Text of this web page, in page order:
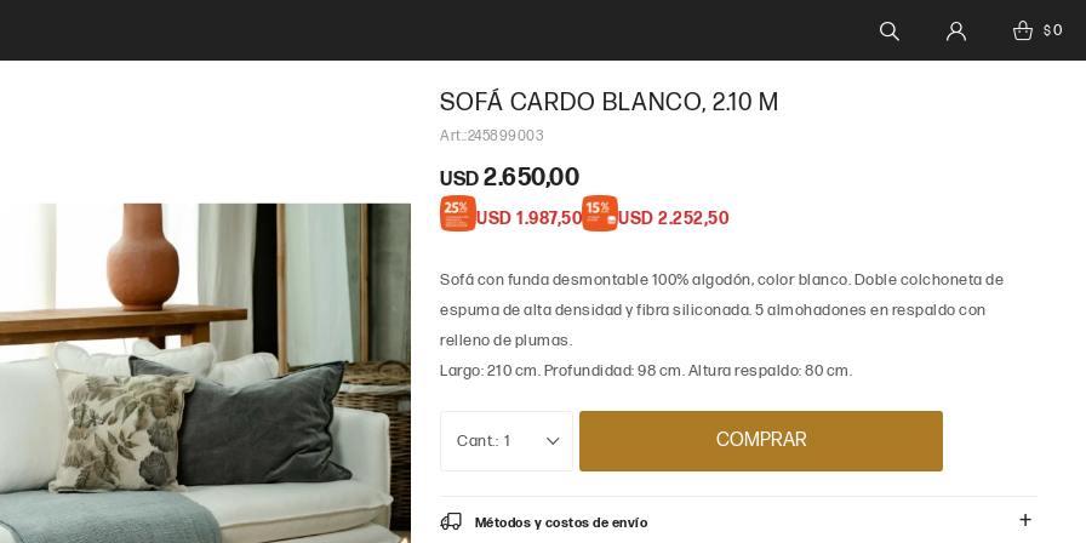
$0
SOFÁ CARDO BLANCO, 2.10 M
245899003
USD 2.650,00
USD 1.987,50 USD 2.252,50
Sofá con funda desmontable 100% algodón, color blanco. Doble colchoneta de
espuma de alta densidad y fibra siliconada. 5 almohadones en respaldo con
relleno de plumas.
Largo: 210 cm. Profundidad: 98 cm. Altura respaldo: 80 cm.
1 COMPRAR
Métodos y costos de envío